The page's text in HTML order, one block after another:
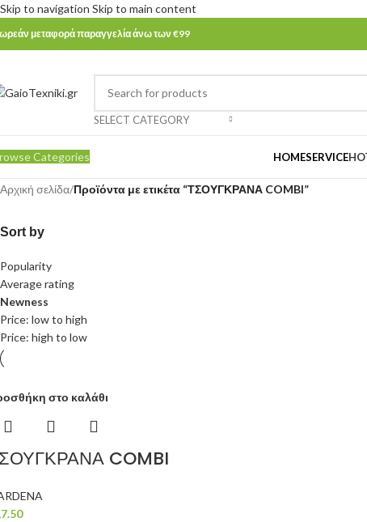
Skip to navigation Skip to main content
μεταφορά παραγγελία άνω των €99
SELECT CATEGORY
Categories HOMESERVICE
Αρχική σελίδα/Προϊόντα με ετικέτα “ΤΣΟΥΓΚΡΑΝΑ COMBI”
Sort by
Popularity
Average rating
Newness
Price: low to high
Price: high to low
στο καλάθι
COMBI